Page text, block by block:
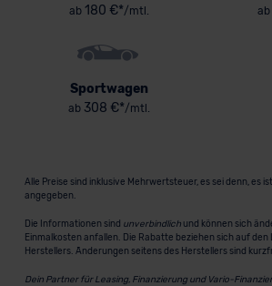
ab 180 €*/mtl. ab
Sportwagen
ab 308 €*/mtl.
Alle Preise sind inklusive Mehrwertsteuer, es sei denn, es
angegeben.
Die Informationen sind unverbindlichund können sich
Einmalkosten anfallen. Die Rabatte beziehen sich auf den
Herstellers. Änderungen seitens des Herstellers sind
Dein Partner für Leasing, Finanzierung und Vario-